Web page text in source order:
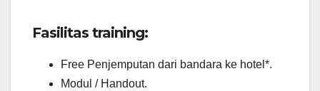
Fasilitas training:
Free Penjemputan dari bandara ke hotel*.
Modul / Handout.